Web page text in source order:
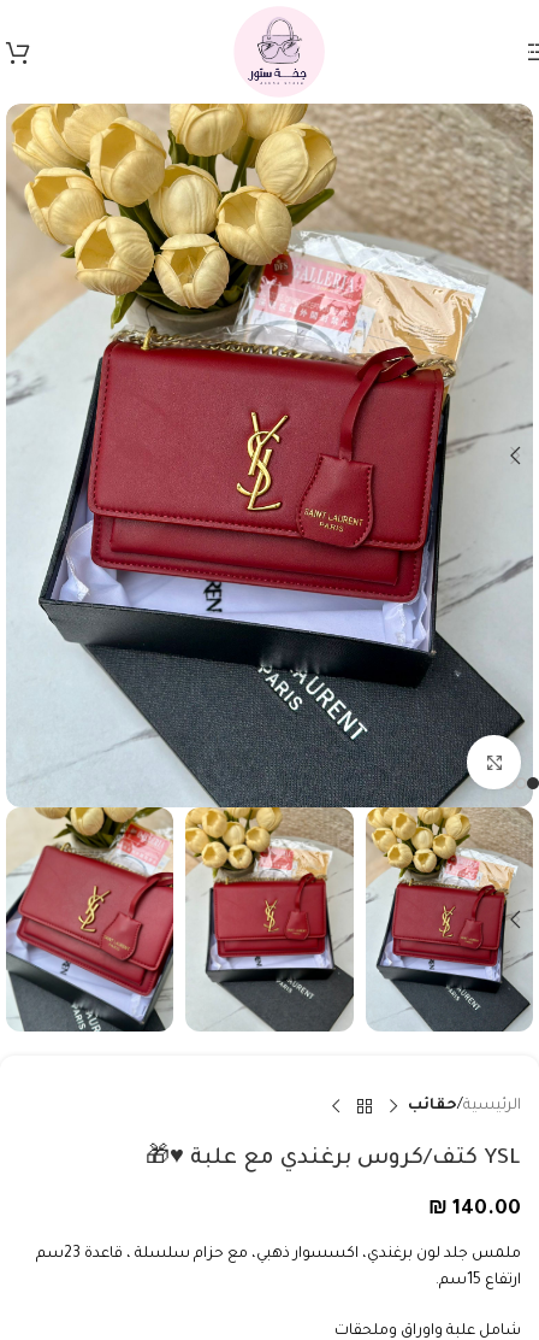
Skip to main content
Click to enlarge
الرئيسية حقائب
YSL كتف/كروس برغندي مع علبة ♥️🎁
₪ 140.00
ملمس جلد لون برغندي، اكسسوار ذهبي، مع حزام سلسلة ، قاعدة 23سم
ارتفاع 15سم.
شامل علبة واوراق وملحقات